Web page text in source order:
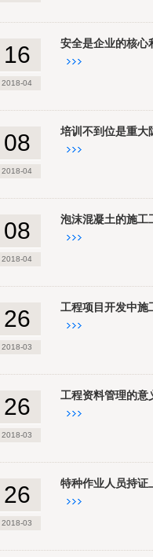
16
2018-04
安全是企业的核心
08
2018-04
培训不到位是重大
08
2018-04
泡沫混凝土的施工
26
2018-03
工程项目开发中施
26
2018-03
工程资料管理的意
26
2018-03
特种作业人员持证